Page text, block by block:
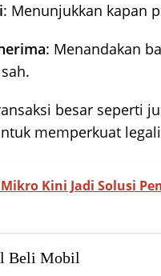
: Menunjukkan kapan
: Menandakan
besar seperti
memperkuat
Kini Jadi Solusi
Beli Mobil